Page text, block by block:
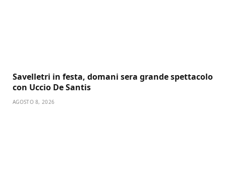
Savelletri in festa, domani sera grande spettacolo
con Uccio De Santis
AGOSTO 8, 2026